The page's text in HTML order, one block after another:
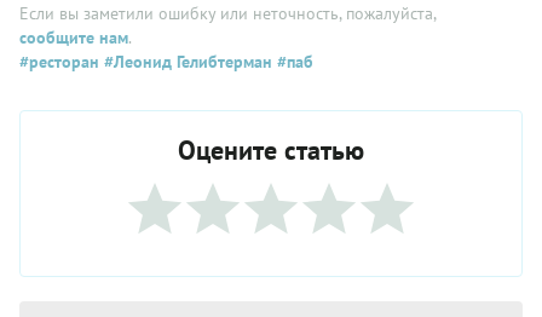
Если вы заметили ошибку или неточность, пожалуйста,
сообщите нам.
#ресторан #Леонид Гелибтерман #паб
Оцените статью